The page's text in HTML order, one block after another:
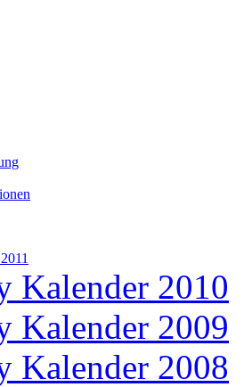
Kalender 2010
Kalender 2009
Kalender 2008